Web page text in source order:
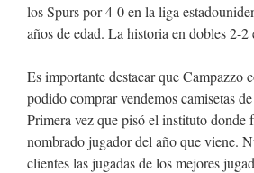
los Spurs por 4-0 en la liga
años de edad. La historia en dobles 2-
Es importante destacar que Campazzo
podido comprar vendemos camisetas
Primera vez que pisó el instituto donde
nombrado jugador del año que viene.
clientes las jugadas de los mejores